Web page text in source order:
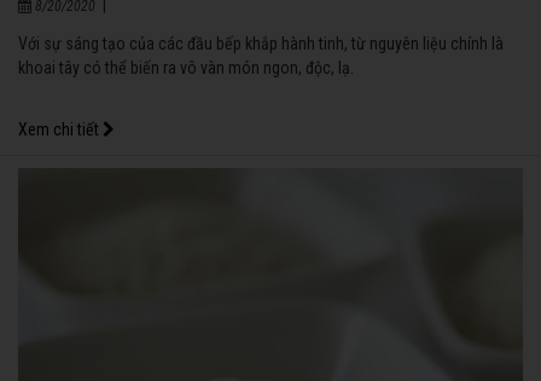
8/20/2020
Với sự sáng tạo của các đầu bếp khắp hành tinh, từ nguyên liệu chính là
khoai tây có thể biến ra vô vàn món ngon, độc, lạ.
Xem chi tiết